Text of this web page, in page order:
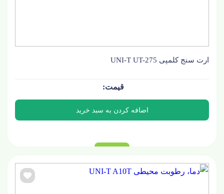
ارت سنج کلمپی UNI-T UT-275